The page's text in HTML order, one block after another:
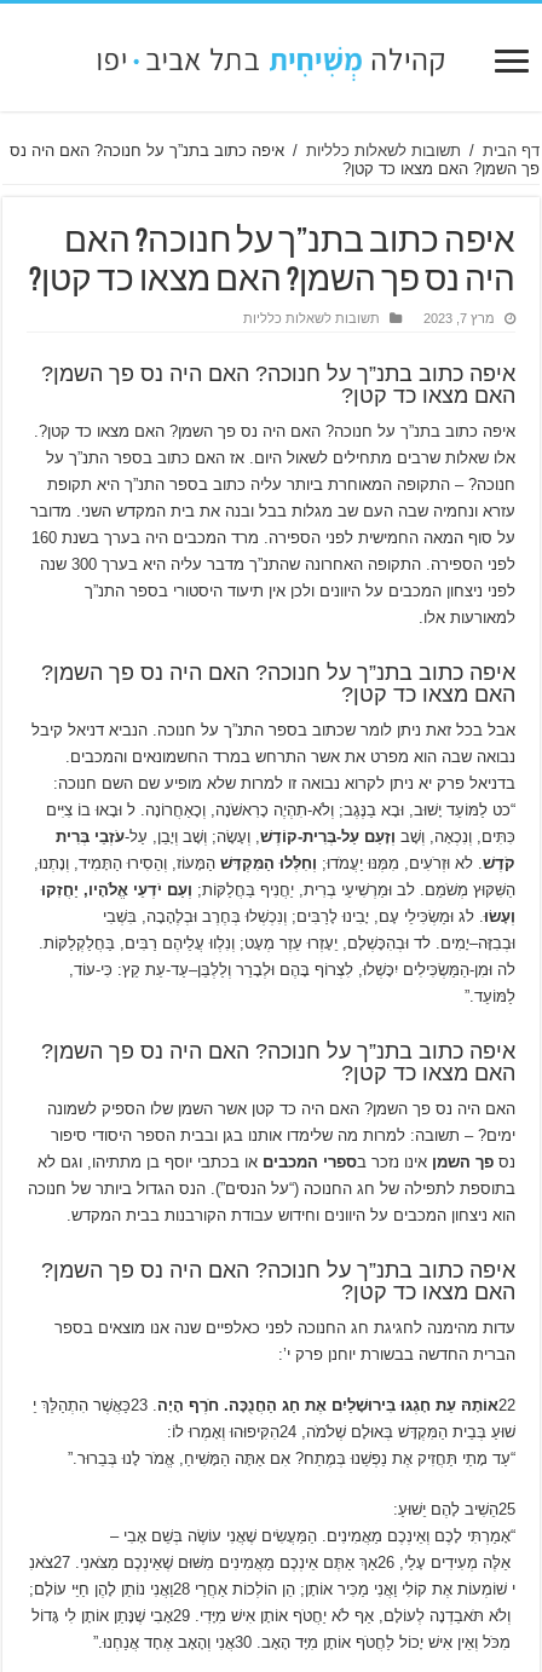
דף הבית / תשובות לשאלות כלליות / איפה כתוב בתנ”ך על חנוכה? האם היה נס
פך השמן? האם מצאו כד קטן?
איפה כתוב בתנ”ך על חנוכה? האם
היה נס פך השמן? האם מצאו כד קטן?
מרץ 7, 2023 תשובות לשאלות כלליות
איפה כתוב בתנ”ך על חנוכה? האם היה נס פך השמן?
האם מצאו כד קטן?
איפה כתוב בתנ”ך על חנוכה? האם היה נס פך השמן? האם מצאו כד קטן?.
אלו שאלות שרבים מתחילים לשאול היום. אז האם כתוב בספר התנ”ך על
חנוכה? – התקופה המאוחרת ביותר עליה כתוב בספר התנ”ך היא תקופת
עזרא ונחמיה שבה העם שב מגלות בבל ובנה את בית המקדש השני. מדובר
על סוף המאה החמישית לפני הספירה. מרד המכבים היה בערך בשנת 160
לפני הספירה. התקופה האחרונה שהתנ”ך מדבר עליה היא בערך 300 שנה
לפני ניצחון המכבים על היוונים ולכן אין תיעוד היסטורי בספר התנ”ך
למאורעות אלו.
איפה כתוב בתנ”ך על חנוכה? האם היה נס פך השמן?
האם מצאו כד קטן?
אבל בכל זאת ניתן לומר שכתוב בספר התנ”ך על חנוכה. הנביא דניאל קיבל
נבואה שבה הוא מפרט את אשר התרחש במרד החשמונאים והמכבים.
בדניאל פרק יא ניתן לקרוא נבואה זו למרות שלא מופיע שם השם חנוכה:
“כט לַמּוֹעֵד יָשׁוּב, וּבָא בַנֶּגֶב; וְלֹא-תִהְיֶה כָרִאשֹׁנָה, וְכָאַחֲרוֹנָה. ל וּבָאוּ בוֹ צִיִּים
כִּתִּים, וְנִכְאָה, וְשָׁב וְזָעַם עַל-בְּרִית-קוֹדֶשׁ, וְעָשָׂה; וְשָׁב וְיָבֵן, עַל-עֹזְבֵי בְּרִית
קֹדֶשׁ. לא וּזְרֹעִים, מִמֶּנּוּ יַעֲמֹדוּ; וְחִלְּלוּ הַמִּקְדָּשׁ הַמָּעוֹז, וְהֵסִירוּ הַתָּמִיד, וְנָתְנוּ,
הַשִּׁקּוּץ מְשֹׁמֵם. לב וּמַרְשִׁיעֵי בְרִית, יַחֲנִיף בַּחֲלַקּוֹת; וְעַם יֹדְעֵי אֱלֹהָיו, יַחֲזִקוּ
וְעָשׂוּ. לג וּמַשְׂכִּילֵי עָם, יָבִינוּ לָרַבִּים; וְנִכְשְׁלוּ בְּחֶרֶב וּבְלֶהָבָה, בִּשְׁבִי
וּבְבִזָּה–יָמִים. לד וּבְהִכָּשְׁלָם, יֵעָזְרוּ עֵזֶר מְעָט; וְנִלְווּ עֲלֵיהֶם רַבִּים, בַּחֲלַקְלַקּוֹת.
לה וּמִן-הַמַּשְׂכִּילִים יִכָּשְׁלוּ, לִצְרוֹף בָּהֶם וּלְבָרֵר וְלַלְבֵּן–עַד-עֵת קֵץ: כִּי-עוֹד,
לַמּוֹעֵד.”
איפה כתוב בתנ”ך על חנוכה? האם היה נס פך השמן?
האם מצאו כד קטן?
האם היה נס פך השמן? האם היה כד קטן אשר השמן שלו הספיק לשמונה
ימים? – תשובה: למרות מה שלימדו אותנו בגן ובבית הספר היסודי סיפור
נספך השמן אינו נזכר בספרי המכבים או בכתבי יוסף בן מתתיהו, וגם לא
בתוספת לתפילה של חג החנוכה (“על הנסים”). הנס הגדול ביותר של חנוכה
הוא ניצחון המכבים על היוונים וחידוש עבודת הקורבנות בבית המקדש.
איפה כתוב בתנ”ך על חנוכה? האם היה נס פך השמן?
האם מצאו כד קטן?
עדות מהימנה לחגיגת חג החנוכה לפני כאלפיים שנה אנו מוצאים בספר
הברית החדשה בבשורת יוחנן פרק י’:
22אוֹתָהּ עֵת חָגְגוּ בִּירוּשָׁלַיִם אֶת חַג הַחֲנֻכָּה. חֺרֶף הָיָה
. 23כַּאֲשֶׁר הִתְהַלֵּךְ יֵ
שׁוּעַ בְּבֵית הַמִּקְדָּשׁ בְּאוּלָם שְׁלֹמֺה, 24הִקִּיפוּהוּ וְאָמְרוּ לוֹ:
“עַד מָתַי תַּחֲזִיק אֶת נַפְשֵׁנוּ בְּמֶתַח? אִם אַתָּה הַמָּשִׁיחַ, אֱמֺר לָנוּ בְּבֵרוּר.”
25הֵשִׁיב לָהֶם יֵשׁוּעַ:
“אָמַרְתִּי לָכֶם וְאֵינְכֶם מַאֲמִינִים. הַמַּעֲשִׂים שֶׁאֲנִי עוֹשֶׂה בְּשֵׁם אָבִי –
אֵלֶּה מְעִידִים עָלַי, 26אַךְ אַתֶּם אֵינְכֶם מַאֲמִינִים מִשּׁוּם שֶׁאֵינְכֶם מִצֺּאנִי. 27צֺאנִ
י שׁוֹמְעוֹת אֶת קוֹלִי וַאֲנִי מַכִּיר אוֹתָן; הֵן הוֹלְכוֹת אַחֲרַי 28וַאֲנִי נוֹתֵן לָהֶן חַיֵּי עוֹלָם;
וְלֹא תֺּאבַדְנָה לְעוֹלָם, אַף לֹא יַחֲטֺף אוֹתָן אִישׁ מִיָּדִי. 29אָבִי שֶׁנָּתַן אוֹתָן לִי גָּדוֹל
מִכֺּל וְאֵין אִישׁ יָכוֹל לַחֲטֺף אוֹתָן מִיָּד הָאָב. 30אֲנִי וְהָאָב אֶחָד אֲנַחְנוּ.”